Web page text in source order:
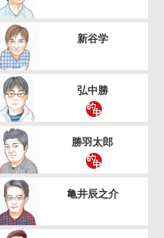
新谷学
弘中勝
勝羽太郎
亀井辰之介